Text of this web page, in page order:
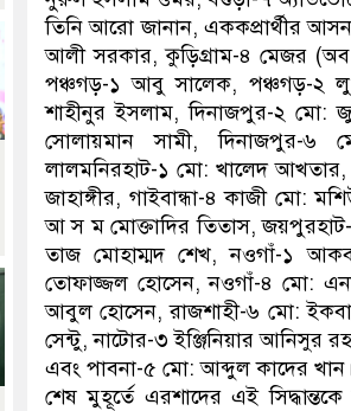
তিনি আরো জানান, এককপ্রার্থীর
আলী সরকার, কুড়িগ্রাম-৪ মেজর
পঞ্চগড়-১ আবু সালেক, পঞ্চগড়-২
শাহীনুর ইসলাম, দিনাজপুর-২ মো:
সোলায়মান সামী, দিনাজপুর-৬
লালমনিরহাট-১ মো: খালেদ
জাহাঙ্গীর, গাইবান্ধা-৪ কাজী মো:
আ স ম মোক্তাদির তিতাস,
তাজ মোহাম্মদ শেখ, নওগাঁ-১
তোফাজ্জল হোসেন, নওগাঁ-৪ মো:
আবুল হোসেন, রাজশাহী-৬ মো:
সেন্টু, নাটোর-৩ ইঞ্জিনিয়ার আনিসুর
এবং পাবনা-৫ মো: আব্দুল কাদের খান।
শেষ মুহূর্তে এরশাদের এই সিদ্ধান্তকে